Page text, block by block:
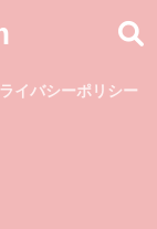
イバシーポリシー